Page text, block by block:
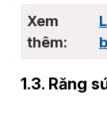
1.3. Răng